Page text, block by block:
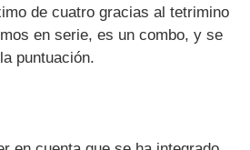
de cuatro gracias al tetrimino
en serie, es un combo, y se
puntuación.